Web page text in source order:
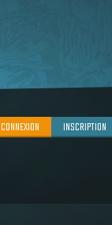
CONNEXION INSCRIPTION